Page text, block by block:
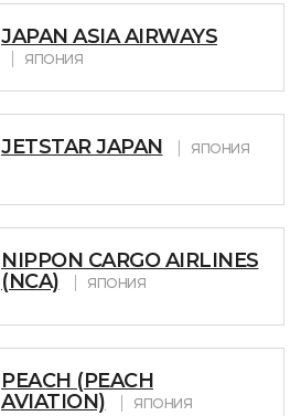
JAPAN ASIA AIRWAYS
ЯПОНИЯ
JETSTAR JAPAN ЯПОНИЯ
NIPPON CARGO AIRLINES
(NCA)
ЯПОНИЯ
PEACH (PEACH
AVIATION)
ЯПОНИЯ